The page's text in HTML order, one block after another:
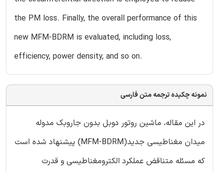
the PM loss. Finally, the overall performance of this
new MFM-BDRM is evaluated, including loss,
efficiency, power density, and so on.
نمونه چکیده ترجمه متن فارسی
در این مقاله، ماشین روتور دوبل بدون جاروبک مدوله
میدان مغناطیسی جدید(MFM-BDRM) پیشنهاد شده است
که مسئله متناقض عملکرد الکترومغناطیسی و قدرت